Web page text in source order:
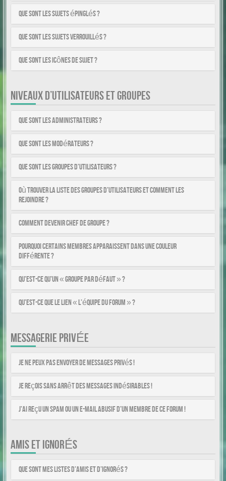
Que sont les sujets épinglés ?
Que sont les sujets verrouillés ?
Que sont les icônes de sujet ?
NIVEAUX D’UTILISATEURS ET GROUPES
Que sont les administrateurs ?
Que sont les modérateurs ?
Que sont les groupes d’utilisateurs ?
Où trouver la liste des groupes d’utilisateurs et comment les
rejoindre ?
Comment devenir chef de groupe ?
Pourquoi certains membres apparaissent dans une couleur
différente ?
Qu’est-ce qu’un « Groupe par défaut » ?
Qu’est-ce que le lien « L’équipe du forum » ?
MESSAGERIE PRIVÉE
Je ne peux pas envoyer de messages privés !
Je reçois sans arrêt des messages indésirables !
J’ai reçu un spam ou un e-mail abusif d’un membre de ce forum !
AMIS ET IGNORÉS
Que sont mes listes d’amis et d’ignorés ?